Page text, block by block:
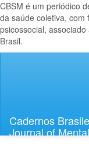
CBSM é um periódico
da saúde coletiva, com
psicossocial,
Brasil.
Lateral
Cadernos
Journal of